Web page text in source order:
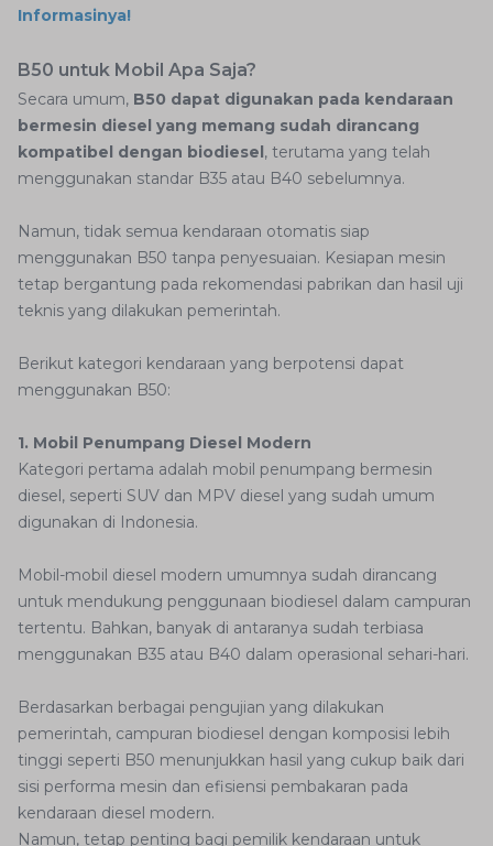
Informasinya!
B50 untuk Mobil Apa Saja?
Secara umum, B50 dapat digunakan pada kendaraan
bermesin diesel yang memang sudah dirancang
kompatibel dengan biodiesel, terutama yang telah
menggunakan standar B35 atau B40 sebelumnya.
Namun, tidak semua kendaraan otomatis siap
menggunakan B50 tanpa penyesuaian. Kesiapan mesin
tetap bergantung pada rekomendasi pabrikan dan hasil uji
teknis yang dilakukan pemerintah.
Berikut kategori kendaraan yang berpotensi dapat
menggunakan B50:
1. Mobil Penumpang Diesel Modern
Kategori pertama adalah mobil penumpang bermesin
diesel, seperti SUV dan MPV diesel yang sudah umum
digunakan di Indonesia.
Mobil-mobil diesel modern umumnya sudah dirancang
untuk mendukung penggunaan biodiesel dalam campuran
tertentu. Bahkan, banyak di antaranya sudah terbiasa
menggunakan B35 atau B40 dalam operasional sehari-hari.
Berdasarkan berbagai pengujian yang dilakukan
pemerintah, campuran biodiesel dengan komposisi lebih
tinggi seperti B50 menunjukkan hasil yang cukup baik dari
sisi performa mesin dan efisiensi pembakaran pada
kendaraan diesel modern.
Namun, tetap penting bagi pemilik kendaraan untuk